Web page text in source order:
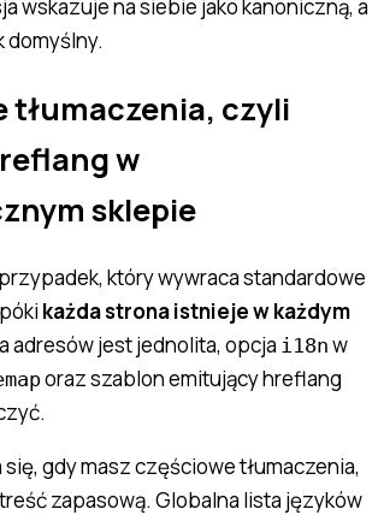
wskazuje na siebie jako kanoniczną, a
domyślny.
tłumaczenia, czyli
w
sklepie
który wywraca standardowe
każda strona istnieje w każdym
adresów jest jednolita, opcja i18n w
oraz szablon emitujący hreflang
gdy masz częściowe tłumaczenia,
zapasową. Globalna lista języków